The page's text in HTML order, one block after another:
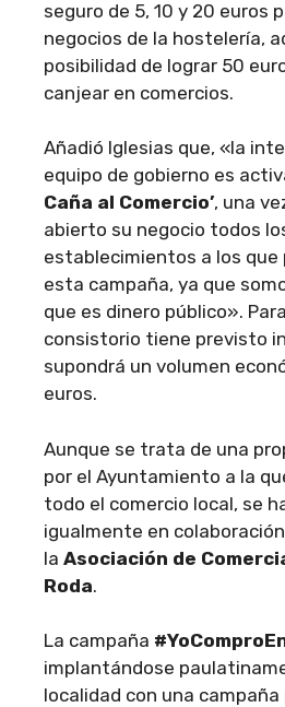
seguro de 5, 10 y 20 euros
negocios de la hostelería,
posibilidad de lograr 50
canjear en comercios.
Añadió Iglesias que, «la
equipo de gobierno es
Caña al Comercio’, una
abierto su negocio todos
establecimientos a los que
esta campaña, ya que
que es dinero público».
consistorio tiene previsto
supondrá un volumen
euros.
Aunque se trata de una
por el Ayuntamiento a la
todo el comercio local, se
igualmente en
la Asociación de
Roda.
La campaña
implantándose
localidad con una